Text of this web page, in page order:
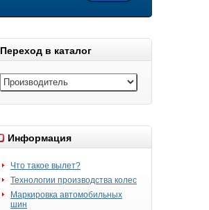
Переход в каталог
Информация
Что такое вылет?
Технологии производства колес
Маркировка автомобильных
шин